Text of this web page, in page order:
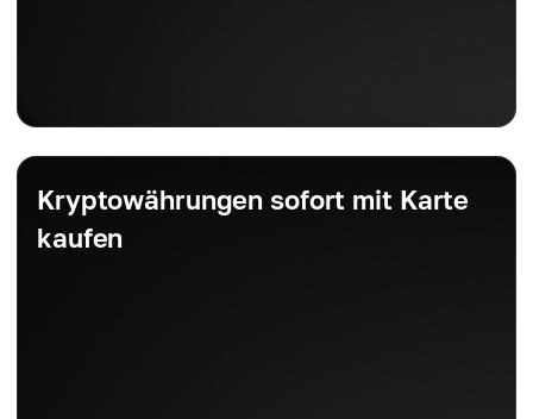
Kryptowährungen sofort mit Karte
kaufen